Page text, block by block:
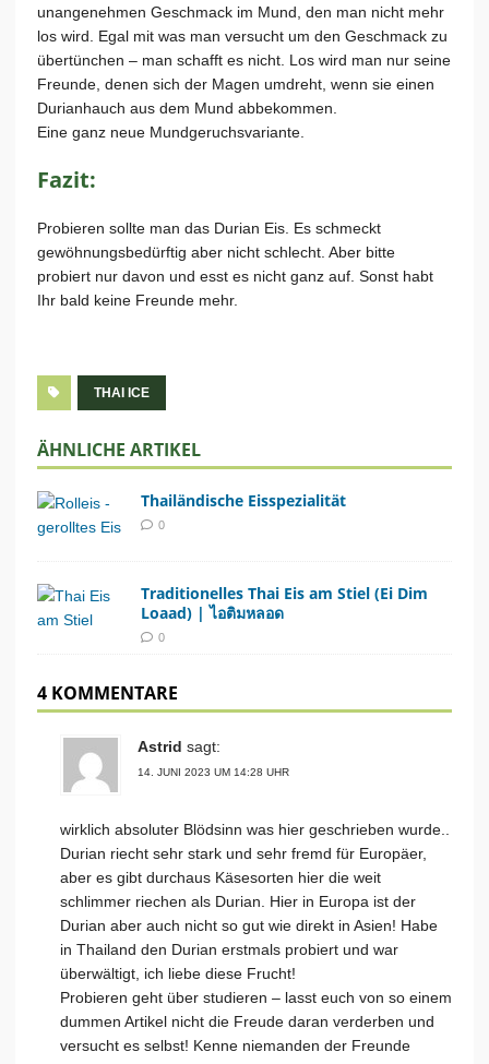
unangenehmen Geschmack im Mund, den man nicht mehr
los wird. Egal mit was man versucht um den Geschmack zu
übertünchen – man schafft es nicht. Los wird man nur seine
Freunde, denen sich der Magen umdreht, wenn sie einen
Durianhauch aus dem Mund abbekommen.
Eine ganz neue Mundgeruchsvariante.
Fazit:
Probieren sollte man das Durian Eis. Es schmeckt
gewöhnungsbedürftig aber nicht schlecht. Aber bitte
probiert nur davon und esst es nicht ganz auf. Sonst habt
Ihr bald keine Freunde mehr.
THAI ICE
ÄHNLICHE ARTIKEL
Thailändische Eisspezialität
0
Traditionelles Thai Eis am Stiel (Ei Dim
Loaad) | ไอติมหลอด
0
4 KOMMENTARE
Astrid sagt:
14. JUNI 2023 UM 14:28 UHR
wirklich absoluter Blödsinn was hier geschrieben wurde..
Durian riecht sehr stark und sehr fremd für Europäer,
aber es gibt durchaus Käsesorten hier die weit
schlimmer riechen als Durian. Hier in Europa ist der
Durian aber auch nicht so gut wie direkt in Asien! Habe
in Thailand den Durian erstmals probiert und war
überwältigt, ich liebe diese Frucht!
Probieren geht über studieren – lasst euch von so einem
dummen Artikel nicht die Freude daran verderben und
versucht es selbst! Kenne niemanden der Freunde